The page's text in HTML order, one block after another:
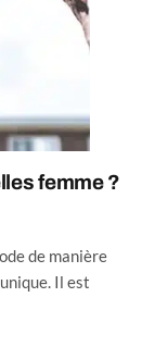
femme ?
de manière
Il est